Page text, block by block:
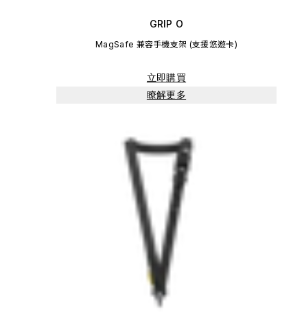
GRIP O
MagSafe 兼容手機支架 (支援悠遊卡)
立即購買
瞭解更多